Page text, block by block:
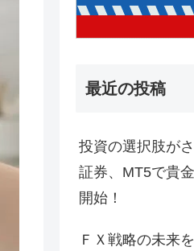
最近の投稿
投資の選択肢が
証券、MT5で貴
開始！
ＦＸ戦略の未来